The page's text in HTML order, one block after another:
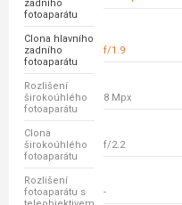
zadního
fotoaparátu
Clona hlavního
zadního
fotoaparátu
f/1.9
Rozlišení
širokoúhlého
fotoaparátu
8 Mpx
Clona
širokoúhlého
fotoaparátu
f/2.2
Rozlišení
fotoaparátu s
-